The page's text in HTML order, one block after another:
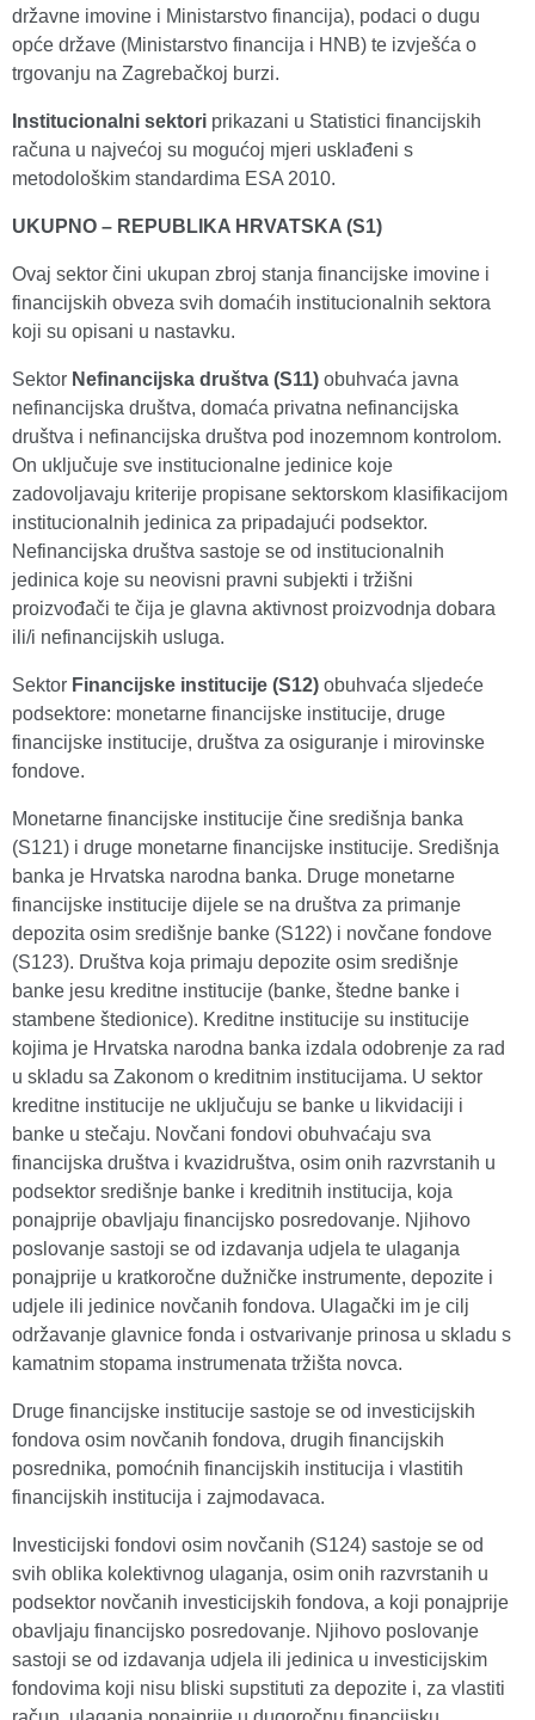
državne imovine i Ministarstvo financija), podaci o dugu
opće države (Ministarstvo financija i HNB) te izvješća o
trgovanju na Zagrebačkoj burzi.
Institucionalni sektori prikazani u Statistici financijskih
računa u najvećoj su mogućoj mjeri usklađeni s
metodološkim standardima ESA 2010.
UKUPNO – REPUBLIKA HRVATSKA (S1)
Ovaj sektor čini ukupan zbroj stanja financijske imovine i
financijskih obveza svih domaćih institucionalnih sektora
koji su opisani u nastavku.
Sektor Nefinancijska društva (S11) obuhvaća javna
nefinancijska društva, domaća privatna nefinancijska
društva i nefinancijska društva pod inozemnom kontrolom.
On uključuje sve institucionalne jedinice koje
zadovoljavaju kriterije propisane sektorskom klasifikacijom
institucionalnih jedinica za pripadajući podsektor.
Nefinancijska društva sastoje se od institucionalnih
jedinica koje su neovisni pravni subjekti i tržišni
proizvođači te čija je glavna aktivnost proizvodnja dobara
ili/i nefinancijskih usluga.
Sektor Financijske institucije (S12) obuhvaća sljedeće
podsektore: monetarne financijske institucije, druge
financijske institucije, društva za osiguranje i mirovinske
fondove.
Monetarne financijske institucije čine središnja banka
(S121) i druge monetarne financijske institucije. Središnja
banka je Hrvatska narodna banka. Druge monetarne
financijske institucije dijele se na društva za primanje
depozita osim središnje banke (S122) i novčane fondove
(S123). Društva koja primaju depozite osim središnje
banke jesu kreditne institucije (banke, štedne banke i
stambene štedionice). Kreditne institucije su institucije
kojima je Hrvatska narodna banka izdala odobrenje za rad
u skladu sa Zakonom o kreditnim institucijama. U sektor
kreditne institucije ne uključuju se banke u likvidaciji i
banke u stečaju. Novčani fondovi obuhvaćaju sva
financijska društva i kvazidruštva, osim onih razvrstanih u
podsektor središnje banke i kreditnih institucija, koja
ponajprije obavljaju financijsko posredovanje. Njihovo
poslovanje sastoji se od izdavanja udjela te ulaganja
ponajprije u kratkoročne dužničke instrumente, depozite i
udjele ili jedinice novčanih fondova. Ulagački im je cilj
održavanje glavnice fonda i ostvarivanje prinosa u skladu s
kamatnim stopama instrumenata tržišta novca.
Druge financijske institucije sastoje se od investicijskih
fondova osim novčanih fondova, drugih financijskih
posrednika, pomoćnih financijskih institucija i vlastitih
financijskih institucija i zajmodavaca.
Investicijski fondovi osim novčanih (S124) sastoje se od
svih oblika kolektivnog ulaganja, osim onih razvrstanih u
podsektor novčanih investicijskih fondova, a koji ponajprije
obavljaju financijsko posredovanje. Njihovo poslovanje
sastoji se od izdavanja udjela ili jedinica u investicijskim
fondovima koji nisu bliski supstituti za depozite i, za vlastiti